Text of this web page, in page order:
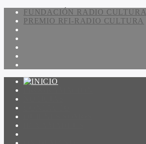
FUNDACIÓN RADIO CULTURA
PREMIO RFI-RADIO CULTURA